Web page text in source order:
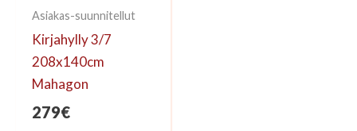
Asiakas-suunnitellut
Kirjahylly 3/7
208x140cm
Mahagon
279€